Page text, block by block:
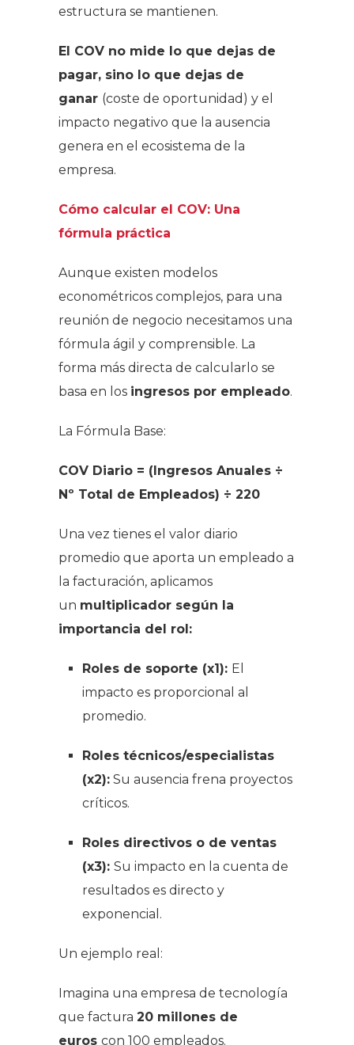
estructura se mantienen.
El COV no mide lo que dejas de
pagar, sino lo que dejas de
ganar (coste de oportunidad) y el
impacto negativo que la ausencia
genera en el ecosistema de la
empresa.
Cómo calcular el COV: Una
fórmula práctica
Aunque existen modelos
econométricos complejos, para una
reunión de negocio necesitamos una
fórmula ágil y comprensible. La
forma más directa de calcularlo se
basa en los ingresos por empleado.
La Fórmula Base:
COV Diario = (Ingresos Anuales ÷
Nº Total de Empleados) ÷ 220
Una vez tienes el valor diario
promedio que aporta un empleado a
la facturación, aplicamos
un multiplicador según la
importancia del rol:
Roles de soporte (x1): El
impacto es proporcional al
promedio.
Roles técnicos/especialistas
(x2): Su ausencia frena proyectos
críticos.
Roles directivos o de ventas
(x3): Su impacto en la cuenta de
resultados es directo y
exponencial.
Un ejemplo real:
Imagina una empresa de tecnología
que factura 20 millones de
euros con 100 empleados.